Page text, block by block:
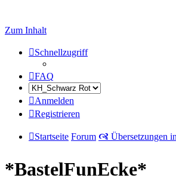
Zum Inhalt
Schnellzugriff
FAQ
Anmelden
Registrieren
Startseite Forum 🙧 Übersetzungen
*BastelFunEcke*